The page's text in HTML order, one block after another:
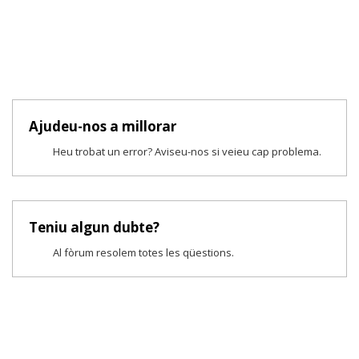
Ajudeu-nos a millorar
Heu trobat un error? Aviseu-nos si veieu cap problema.
Teniu algun dubte?
Al fòrum resolem totes les qüestions.